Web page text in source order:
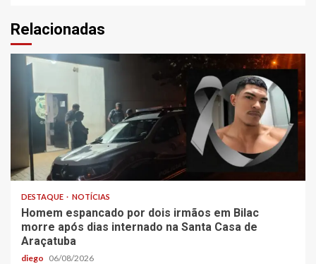
Relacionadas
DESTAQUE NOTÍCIAS
Homem espancado por dois irmãos em Bilac
morre após dias internado na Santa Casa de
Araçatuba
diego 06/08/2026